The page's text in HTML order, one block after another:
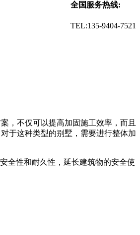
全国服务热线:
TEL:135-9404-7521
，不仅可以提高加固施工效率，而且
于这种类型的别墅，需要进行整体加
全性和耐久性，延长建筑物的安全使